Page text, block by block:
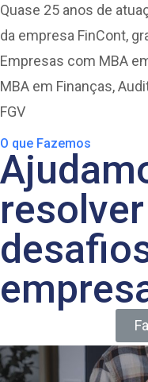
Quase 25 anos de
da empresa FinCont,
Empresas com MBA
MBA em Finanças,
FGV
O que Fazemos